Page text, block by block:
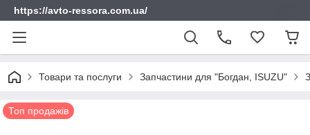
https://avto-ressora.com.ua/
Товари та послуги Запчастини для "Богдан, ISUZU"
Топ продажів